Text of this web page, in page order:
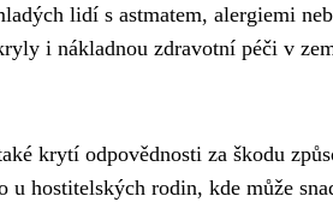
lidí s astmatem, alergiemi
i nákladnou zdravotní péči v
krytí odpovědnosti za škodu
hostitelských rodin, kde může